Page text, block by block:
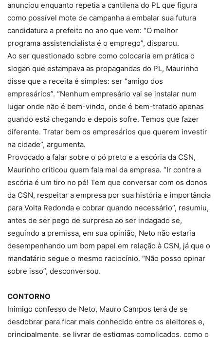
anunciou enquanto repetia a cantilena do PL que figura
como possível mote de campanha a embalar sua futura
candidatura a prefeito no ano que vem: “O melhor
programa assistencialista é o emprego”, disparou.
Ao ser questionado sobre como colocaria em prática o
slogan que estampava as propagandas do PL, Maurinho
disse que a receita é simples: ser “amigo dos
empresários”. “Nenhum empresário vai se instalar num
lugar onde não é bem-vindo, onde é bem-tratado apenas
quando está chegando e depois sofre. Temos que fazer
diferente. Tratar bem os empresários que querem investir
na cidade”, argumenta.
Provocado a falar sobre o pó preto e a escória da CSN,
Maurinho criticou quem fala mal da empresa. “Ir contra a
escória é um tiro no pé! Tem que conversar com os donos
da CSN, respeitar a empresa por sua história e importância
para Volta Redonda e cobrar quando necessário”, resumiu,
antes de ser pego de surpresa ao ser indagado se,
seguindo a premissa, em sua opinião, Neto não estaria
desempenhando um bom papel em relação à CSN, já que o
mandatário segue o mesmo raciocínio. “Não posso opinar
sobre isso”, desconversou.
CONTORNO
Inimigo confesso de Neto, Mauro Campos terá de se
desdobrar para ficar mais conhecido entre os eleitores e,
principalmente, se livrar de estigmas complicados, como o